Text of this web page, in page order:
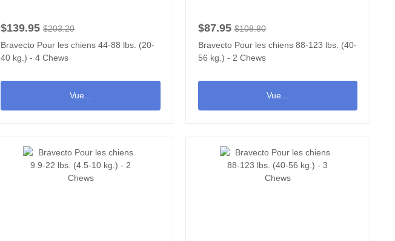
$139.95 $203.20
Bravecto Pour les chiens 44-88 lbs. (20-
40 kg.) - 4 Chews
Vue...
$87.95 $108.80
Bravecto Pour les chiens 88-123 lbs. (40-
56 kg.) - 2 Chews
Vue...